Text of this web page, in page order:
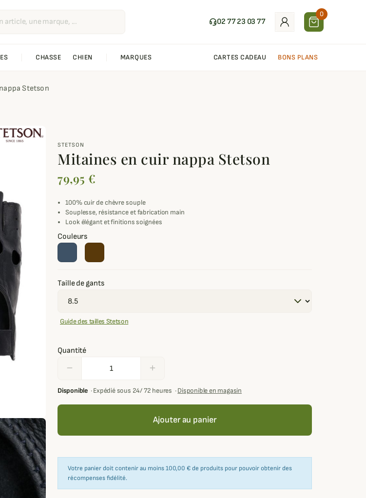
02 77 23 03 77
0
CHASSE CHIEN MARQUES CARTES CADEAU BONS PLANS
Stetson
STETSON
Mitaines en cuir nappa Stetson
79,95 €
100% cuir de chèvre souple
Souplesse, résistance et fabrication main
Look élégant et finitions soignées
Couleurs
Taille de gants
Guide des tailles Stetson
Quantité
remove add
Disponible ·Expédié sous 24/ 72 heures ·Disponible en magasin
Ajouter au panier
Votre panier doit contenir au moins 100,00 € de produits pour pouvoir obtenir des
récompenses fidélité.